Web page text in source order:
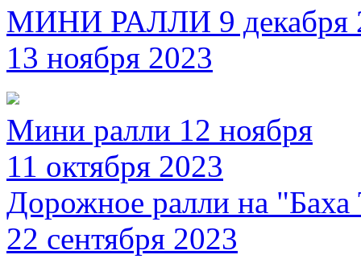
МИНИ РАЛЛИ 9 декабря
13 ноября 2023
Мини ралли 12 ноября
11 октября 2023
Дорожное ралли на "Баха
22 сентября 2023